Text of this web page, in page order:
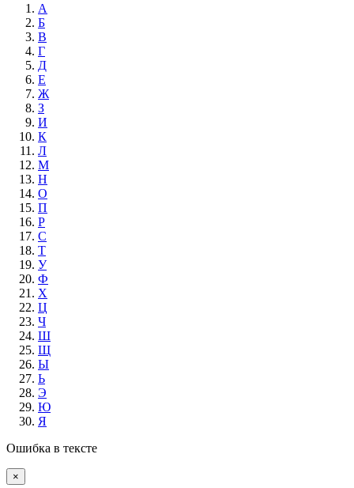
А
Б
В
Г
Д
Е
Ж
З
И
К
Л
М
Н
О
П
Р
С
Т
У
Ф
Х
Ц
Ч
Ш
Щ
Ы
Ь
Э
Ю
Я
Ошибка в тексте
×